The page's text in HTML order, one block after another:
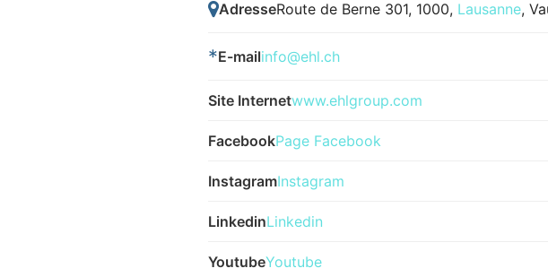
AdresseRoute de Berne 301, 1000, Lausanne,
*E-mailinfo@ehl.ch
Site Internetwww.ehlgroup.com
FacebookPage Facebook
InstagramInstagram
LinkedinLinkedin
YoutubeYoutube